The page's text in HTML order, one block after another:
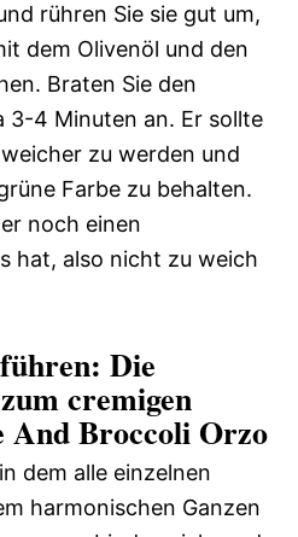
rühren Sie sie gut um,
dem Olivenöl und den
Braten Sie den
3-4 Minuten an. Er sollte
zu werden und
Farbe zu behalten.
noch einen
hat, also nicht zu weich
Die
cremigen
And Broccoli Orzo
dem alle einzelnen
harmonischen Ganzen